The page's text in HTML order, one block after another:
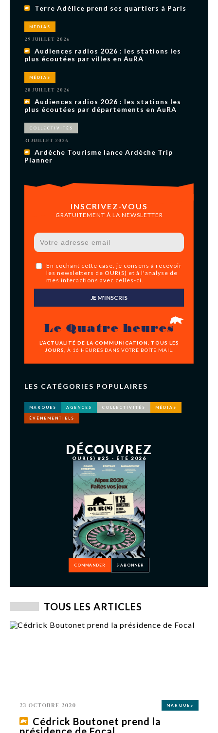
Terre Adélice prend ses quartiers à Paris
MÉDIAS
29 JUILLET 2026
Audiences radios 2026 : les stations les
plus écoutées par villes en AuRA
MÉDIAS
28 JUILLET 2026
Audiences radios 2026 : les stations les
plus écoutées par départements en AuRA
COLLECTIVITÉS
31 JUILLET 2026
Ardèche Tourisme lance Ardèche Trip
Planner
INSCRIVEZ-VOUS
GRATUITEMENT À LA NEWSLETTER
En cochant cette case, je consens à recevoir
les newsletters de OUR(S) et à l'analyse de
mes interactions avec celles-ci.
JE M'INSCRIS
Le Quatre heures
L’ACTUALITÉ DE LA COMMUNICATION, TOUS LES
JOURS,
À 16 HEURES DANS VOTRE BOÎTE MAIL.
LES CATÉGORIES POPULAIRES
MARQUES AGENCES COLLECTIVITÉS MÉDIAS
ÉVÉNEMENTIELS
DÉCOUVREZ
OUR(S) #25 - ÉTÉ 2026
COMMANDER S’ABONNER
TOUS LES ARTICLES
23 OCTOBRE 2020 MARQUES
Cédrick Boutonet prend la